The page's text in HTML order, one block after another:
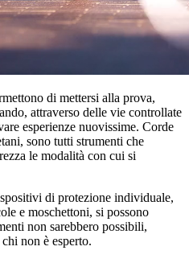
di mettersi alla prova,
attraverso delle vie controllate
esperienze nuovissime. Corde
sono tutti strumenti che
le modalità con cui si
di protezione individuale,
e moschettoni, si possono
non sarebbero possibili,
non è esperto.